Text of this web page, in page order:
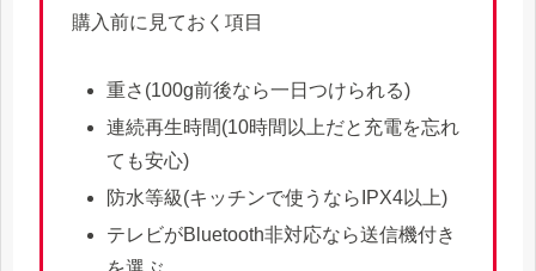
購入前に見ておく項目
重さ(100g前後なら一日つけられる)
連続再生時間(10時間以上だと充電を忘れ
ても安心)
防水等級(キッチンで使うならIPX4以上)
テレビがBluetooth非対応なら送信機付き